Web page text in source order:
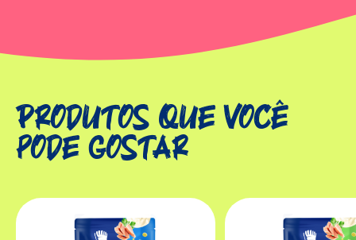
Produtos que você
pode gostar